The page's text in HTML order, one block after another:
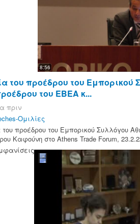
8:56
του προέδρου του Εμπορικού
του ΕΒΕΑ κ...
πριν
Ομιλίες
προέδρου του Εμπορικού Συλλόγου
Καφούνη στο Athens Trade Forum,